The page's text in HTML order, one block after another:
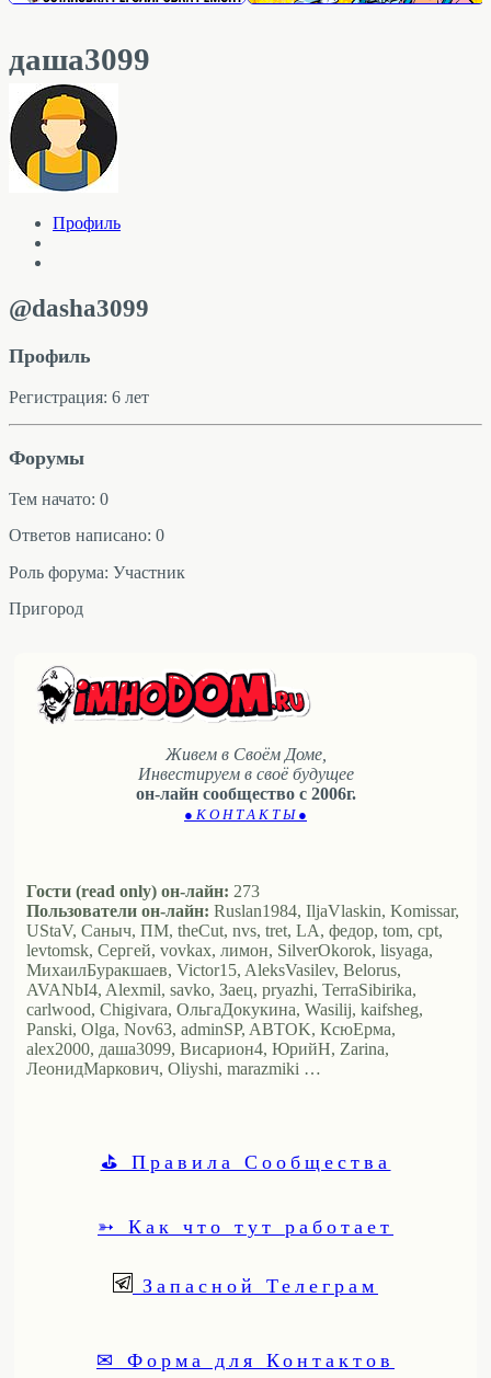
даша3099
Профиль
@dasha3099
Профиль
Регистрация: 6 лет
Форумы
Тем начато: 0
Ответов написано: 0
Роль форума: Участник
Пригород
Живем в Своём Доме,
Инвестируем в своё будущее
он-лайн сообщество с 2006г.
● К О Н Т А К Т Ы ●
Гости (read only) он-лайн: 273
Пользователи он-лайн: Ruslan1984, IljaVlaskin, Komissar,
UStaV, Саныч, ПМ, theCut, nvs, tret, LA, федор, tom, cpt,
levtomsk, Сергей, vovkax, лимон, SilverOkorok, lisyaga,
МихаилБуракшаев, Victor15, AleksVasilev, Belorus,
AVANbI4, Alexmil, savko, Заец, pryazhi, TerraSibirika,
carlwood, Chigivara, ОльгаДокукина, Wasilij, kaifsheg,
Panski, Olga, Nov63, adminSP, ABTOK, КсюЕрма,
alex2000, даша3099, Висариoн4, ЮрийН, Zarina,
ЛеонидМаркович, Oliyshi, marazmiki …
⛳ Правила Сообщества
➳ Как что тут работает
Запасной Телеграм
✉ Форма для Контактов